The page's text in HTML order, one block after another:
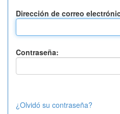
Dirección de correo
Contraseña:
¿Olvidó su contraseña?